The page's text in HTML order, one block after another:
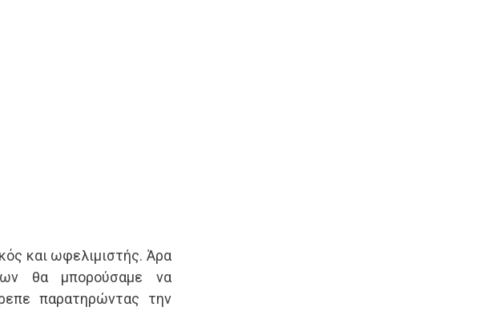
και ωφελιμιστής. Άρα
θα μπορούσαμε να
παρατηρώντας την